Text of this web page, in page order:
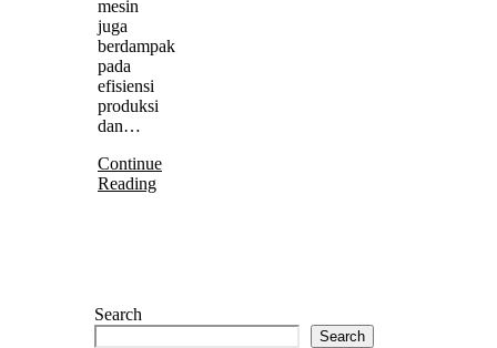
mesin
juga
berdampak
pada
efisiensi
produksi
dan…
Continue
Reading
Search
Search